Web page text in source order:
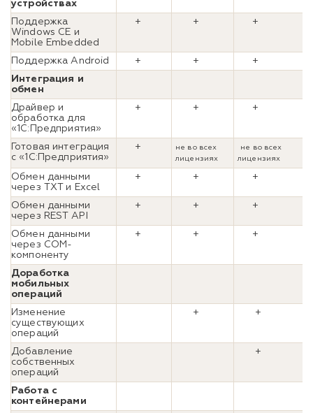
устройствах
Поддержка
Windows CE и
Mobile Embedded
+ + +
Поддержка Android + +
+
Интеграция и
обмен
Драйвер и
обработка для
«1С:Предприятия»
+ + +
Готовая интеграция
с «1С:Предприятия»
+
не во всех
лицензиях
не во всех
лицензиях
Обмен данными
через TXT и Excel
+ + +
Обмен данными
через REST API
+ + +
Обмен данными
через COM-
компоненту
+ + +
Доработка
мобильных
операций
Изменение
существующих
операций
+ +
Добавление
собственных
операций
+
Работа с
контейнерами